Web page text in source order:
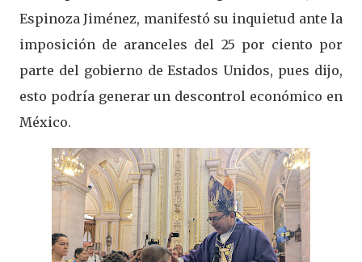
Espinoza Jiménez, manifestó su inquietud ante la
imposición de aranceles del 25 por ciento por
parte del gobierno de Estados Unidos, pues dijo,
esto podría generar un descontrol económico en
México.